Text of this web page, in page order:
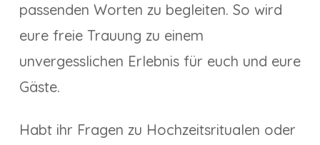
passenden Worten zu begleiten. So wird
eure freie Trauung zu einem
unvergesslichen Erlebnis für euch und eure
Gäste.
Habt ihr Fragen zu Hochzeitsritualen oder